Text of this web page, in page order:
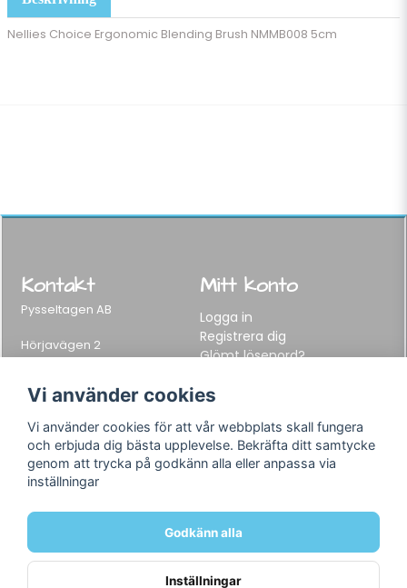
Nellies Choice Ergonomic Blending Brush NMMB008 5cm
Kontakt
Pysseltagen AB
Hörjavägen 2
282 34 Tyringe, Sweden
E-post:info@pysseltagen.se
Mitt konto
Logga in
Registrera dig
Glömt lösenord?
Info
Varumärken
Om oss
Kontakt
Följ oss
Vi använder cookies
Vi använder cookies för att vår webbplats skall fungera
och erbjuda dig bästa upplevelse. Bekräfta ditt samtycke
genom att trycka på godkänn alla eller anpassa via
inställningar
Godkänn alla
Inställningar